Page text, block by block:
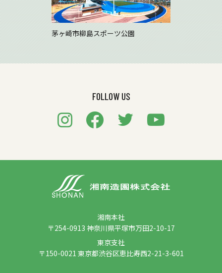
茅ヶ崎市柳島スポーツ公園
FOLLOW US
湘南本社
〒254-0913 神奈川県平塚市万田2-10-17
東京支社
〒150-0021 東京都渋谷区恵比寿西2-21-3-601